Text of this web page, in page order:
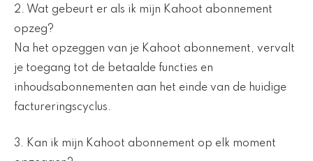
2. Wat gebeurt er als ik mijn Kahoot abonnement
opzeg?
Na het opzeggen van je Kahoot abonnement, vervalt
je toegang tot de betaalde functies en
inhoudsabonnementen aan het einde van de huidige
factureringscyclus.
3. Kan ik mijn Kahoot abonnement op elk moment